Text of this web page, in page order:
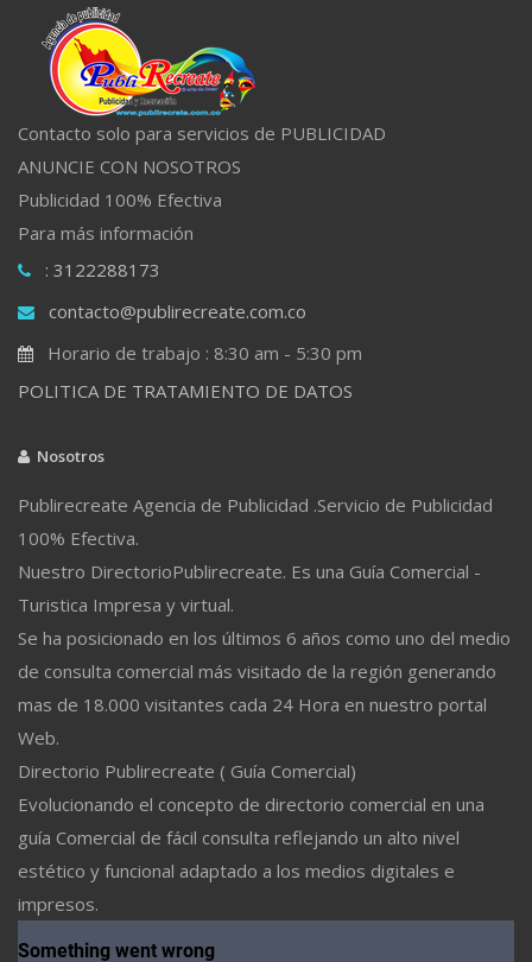
Contacto solo para servicios de PUBLICIDAD
ANUNCIE CON NOSOTROS
Publicidad 100% Efectiva
Para más información
: 3122288173
contacto@publirecreate.com.co
Horario de trabajo : 8:30 am - 5:30 pm
POLITICA DE TRATAMIENTO DE DATOS
Nosotros
Publirecreate Agencia de Publicidad .Servicio de Publicidad
100% Efectiva.
Nuestro DirectorioPublirecreate. Es una Guía Comercial -
Turistica Impresa y virtual.
Se ha posicionado en los últimos 6 años como uno del medio
de consulta comercial más visitado de la región generando
mas de 18.000 visitantes cada 24 Hora en nuestro portal
Web.
Directorio Publirecreate ( Guía Comercial)
Evolucionando el concepto de directorio comercial en una
guía Comercial de fácil consulta reflejando un alto nivel
estético y funcional adaptado a los medios digitales e
impresos.